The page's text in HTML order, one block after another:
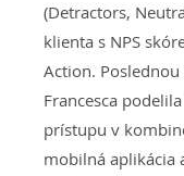
(Detractors,
klienta s NPS
Action.
Francesca
prístupu v
mobilná aplikácia